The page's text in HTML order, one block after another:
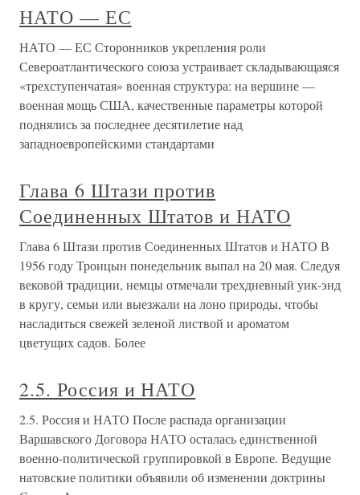
НАТО — ЕС
НАТО — ЕС Сторонников укрепления роли
Североатлантического союза устраивает складывающаяся
«трехступенчатая» военная структура: на вершине —
военная мощь США, качественные параметры которой
поднялись за последнее десятилетие над
западноевропейскими стандартами
Глава 6 Штази против
Соединенных Штатов и НАТО
Глава 6 Штази против Соединенных Штатов и НАТО В
1956 году Троицын понедельник выпал на 20 мая. Следуя
вековой традиции, немцы отмечали трехдневный уик-энд
в кругу, семьи или выезжали на лоно природы, чтобы
насладиться свежей зеленой листвой и ароматом
цветущих садов. Более
2.5. Россия и НАТО
2.5. Россия и НАТО После распада организации
Варшавского Договора НАТО осталась единственной
военно-политической группировкой в Европе. Ведущие
натовские политики объявили об изменении доктрины